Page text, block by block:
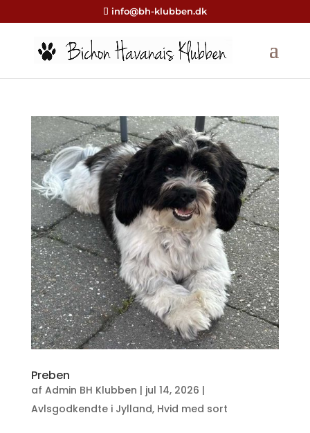
info@bh-klubben.dk
Preben
af Admin BH Klubben | jul 14, 2026 |
Avlsgodkendte i Jylland, Hvid med sort